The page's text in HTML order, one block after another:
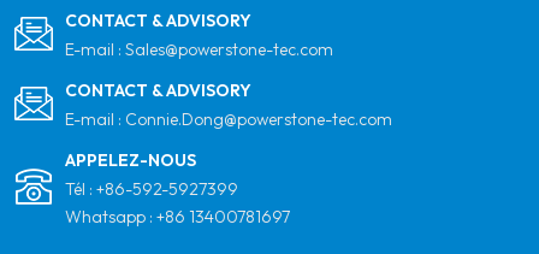
CONTACT & ADVISORY
E-mail : Sales@powerstone-tec.com
CONTACT & ADVISORY
E-mail : Connie.Dong@powerstone-tec.com
APPELEZ-NOUS
Tél : +86-592-5927399
Whatsapp : +86 13400781697